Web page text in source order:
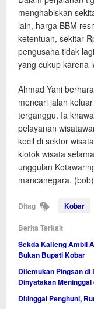
menghabiskan
lain, harga BBM
ketentuan, sekitar
pengusaha tidak
yang cukup karena
Ahmad Yani
mencari jalan
terganggu. Ia
pelayanan
kecil di sektor
klotok wisata
unggulan
mancanegara. (bob)
Ditag Kobar
Berita Terkait
Sekda Kalteng Ambil
Bukan Bupati Kobar
Ditemukan Pingsan di
Dinyatakan Meninggal
Ditinggal Penghuni,